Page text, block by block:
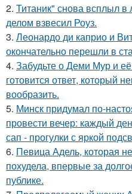
2. Титаник" снова всплыл в
делом взвесил Роуз.
3. Леонардо ди каприо и
окончательно перешли в
4. Забудьте о Деми Мур и
готовится ответ, который
вообразить.
5. Минск придумал по-
провести вечер: каждый
сап - прогулки с яркой
6. Певица Адель, которая
похудела, впервые за
публике.